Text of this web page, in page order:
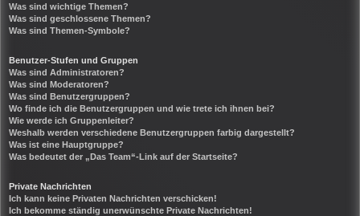
Was sind wichtige Themen?
Was sind geschlossene Themen?
Was sind Themen-Symbole?
Benutzer-Stufen und Gruppen
Was sind Administratoren?
Was sind Moderatoren?
Was sind Benutzergruppen?
Wo finde ich die Benutzergruppen und wie trete ich ihnen bei?
Wie werde ich Gruppenleiter?
Weshalb werden verschiedene Benutzergruppen farbig dargestellt?
Was ist eine Hauptgruppe?
Was bedeutet der „Das Team“-Link auf der Startseite?
Private Nachrichten
Ich kann keine Privaten Nachrichten verschicken!
Ich bekomme ständig unerwünschte Private Nachrichten!